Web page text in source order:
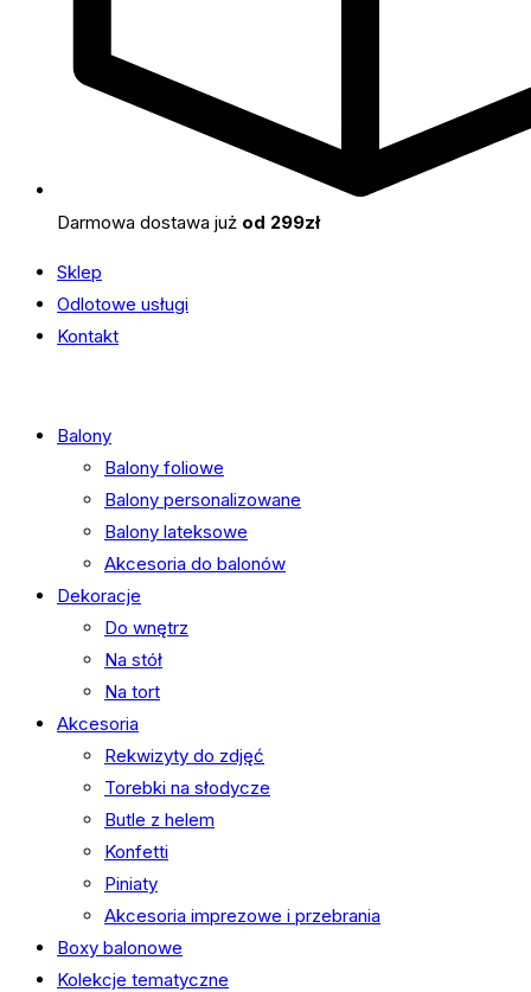
Darmowa dostawa już od 299zł
Sklep
Odlotowe usługi
Kontakt
Balony
Balony foliowe
Balony personalizowane
Balony lateksowe
Akcesoria do balonów
Dekoracje
Do wnętrz
Na stół
Na tort
Akcesoria
Rekwizyty do zdjęć
Torebki na słodycze
Butle z helem
Konfetti
Piniaty
Akcesoria imprezowe i przebrania
Boxy balonowe
Kolekcje tematyczne